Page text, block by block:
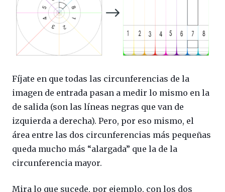
Fíjate en que todas las circunferencias de la
imagen de entrada pasan a medir lo mismo en la
de salida (son las líneas negras que van de
izquierda a derecha). Pero, por eso mismo, el
área entre las dos circunferencias más pequeñas
queda mucho más “alargada” que la de la
circunferencia mayor.
Mira lo que sucede, por ejemplo, con los dos